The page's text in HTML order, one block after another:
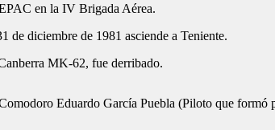
en la IV Brigada Aérea.
de diciembre de 1981 asciende a Teniente.
MK-62, fue derribado.
Eduardo García Puebla (Piloto que formó